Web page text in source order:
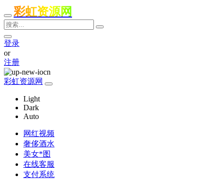
彩虹资源网
登录
or
注册
彩虹资源网
Light
Dark
Auto
网红视频
奢侈酒水
美女*图
在线客服
支付系统